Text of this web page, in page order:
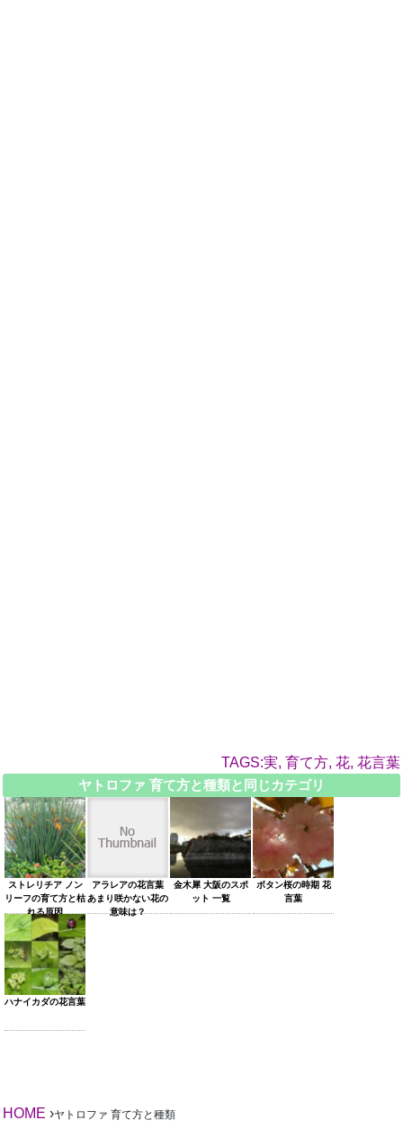
TAGS:実, 育て方, 花, 花言葉
ヤトロファ 育て方と種類と同じカテゴリ
ストレリチア ノン
リーフの育て方と枯
れる原因
アラレアの花言葉
あまり咲かない花の
意味は？
金木犀 大阪のスポ
ット 一覧
ボタン桜の時期 花
言葉
ハナイカダの花言葉
HOME ›ヤトロファ 育て方と種類